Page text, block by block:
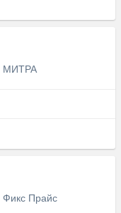
МИТРА
Фикс Прайс